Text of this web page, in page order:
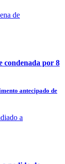
condenada por 8
antecipado de